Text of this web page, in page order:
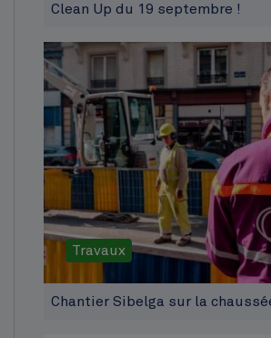
Clean Up du 19 septembre !
Travaux
Chantier Sibelga sur la